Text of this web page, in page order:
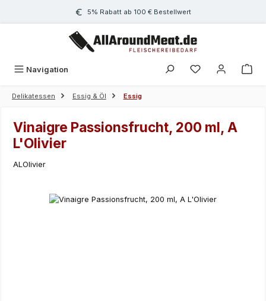
Zum Hauptinhalt springen5% Rabatt ab 100 € Bestellwert
Navigation
Delikatessen Essig & Öl Essig
Vinaigre Passionsfrucht, 200 ml, A
L'Olivier
ALOlivier
Bildergalerie überspringen